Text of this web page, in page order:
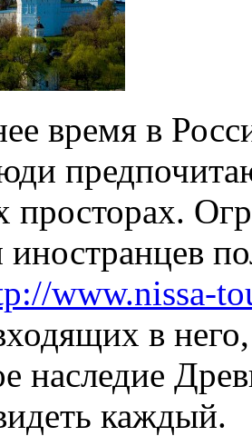
время в
просторах.
иностранцев
www.nissa-
в
наследие
каждый.